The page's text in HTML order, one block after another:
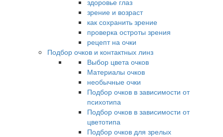
здоровье глаз
зрение и возраст
как сохранить зрение
проверка остроты зрения
рецепт на очки
Подбор очков и контактных линз
Выбор цвета очков
Материалы очков
необычные очки
Подбор очков в зависимости от
психотипа
Подбор очков в зависимости от
цветотипа
Подбор очков для зрелых